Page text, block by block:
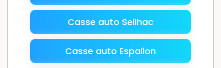
Casse auto Seilhac
Casse auto Espalion